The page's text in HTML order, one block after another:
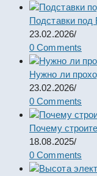
Подставки
23.02.2026/
0 Comments
Нужно ли
23.02.2026/
0 Comments
Почему
18.08.2025/
0 Comments